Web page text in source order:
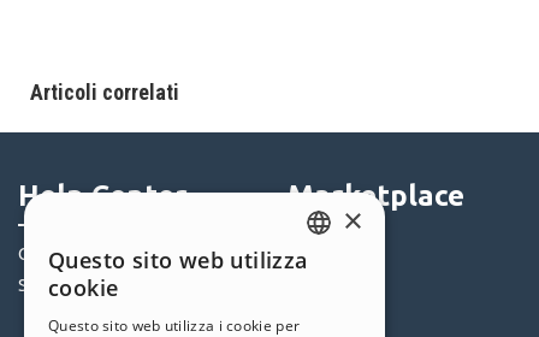
Articoli correlati
Help Center
Community
Siti Utenti
Marketplace
Templates
ENGLISH
×
Questo sito web utilizza
cookie
Questo sito web utilizza i cookie per